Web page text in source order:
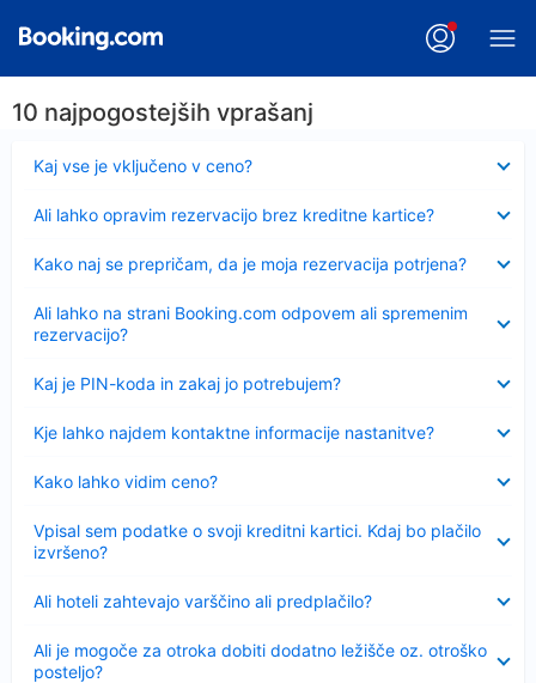
10 najpogostejših vprašanj
Kaj vse je vključeno v ceno?
Ali lahko opravim rezervacijo brez kreditne kartice?
Kako naj se prepričam, da je moja rezervacija potrjena?
Ali lahko na strani Booking.com odpovem ali spremenim
rezervacijo?
Kaj je PIN-koda in zakaj jo potrebujem?
Kje lahko najdem kontaktne informacije nastanitve?
Kako lahko vidim ceno?
Vpisal sem podatke o svoji kreditni kartici. Kdaj bo plačilo
izvršeno?
Ali hoteli zahtevajo varščino ali predplačilo?
Ali je mogoče za otroka dobiti dodatno ležišče oz. otroško
posteljo?